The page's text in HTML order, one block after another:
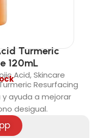
Turmeric
120mL
Acid, Skincare
Resurfacing
ayuda a mejorar
desigual.